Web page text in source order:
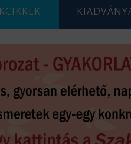
KAMARA
AGRÁRIUM
AGRÁR